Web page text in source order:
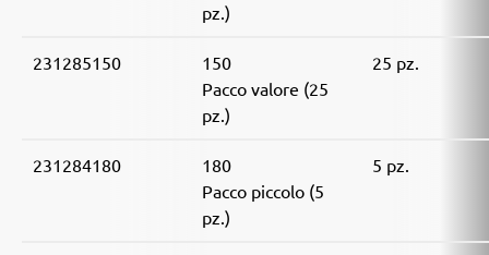
pz.)
231285150
150
Pacco valore (25
pz.)
25 pz.
231284180
180
Pacco piccolo (5
pz.)
5 pz.